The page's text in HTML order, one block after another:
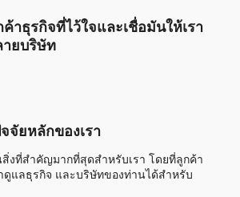
าธุรกิจที่ไว้ใจและเชื่อมันให้เรา
ยบริษัท
จัยหลักของเรา
สิ่งที่สำคัญมากที่สุดสำหรับเรา โดยที่ลูกค้า
ดูแลธุรกิจ และบริษัทของท่านได้สำหรับ